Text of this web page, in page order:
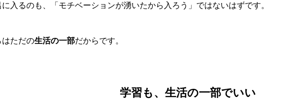
に入るのも、「モチベーションが湧いたから入ろう」ではないはずです。
はただの生活の一部だからです。
学習も、生活の一部でいい